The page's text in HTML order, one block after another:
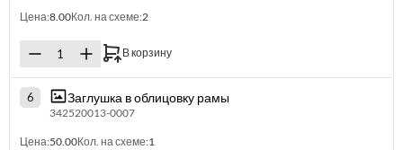
Цена:8.00Кол. на схеме:2
В корзину
6 Заглушка в облицовку рамы
342520013-0007
Цена:50.00Кол. на схеме:1